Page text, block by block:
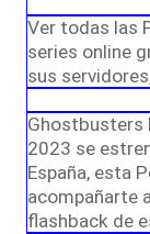
Ver todas las
series online
sus
Ghostbusters
2023 se
España, esta
acompañarte
flashback de